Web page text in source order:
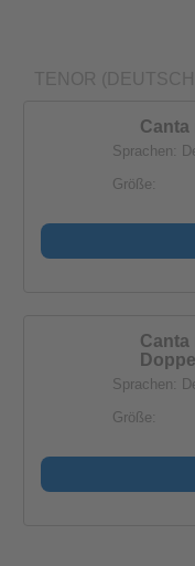
Canta
Sprachen:
Größe:
Canta
Sprachen:
Größe: